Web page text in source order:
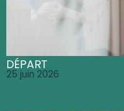
DÉPART
25 juin 2026